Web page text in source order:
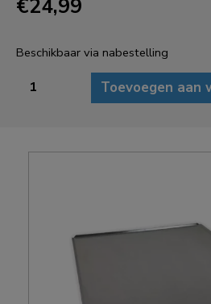
€24,99
Beschikbaar via nabestelling
aluminium
Toevoegen aan